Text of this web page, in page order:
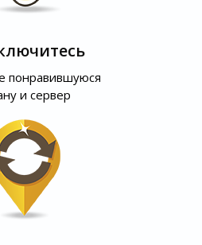
понравившуюся
и сервер